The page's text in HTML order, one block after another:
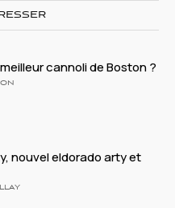
cannoli de Boston ?
nouvel eldorado arty et